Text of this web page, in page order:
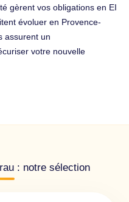
gèrent vos obligations en EI
évoluer en Provence-
assurent un
votre nouvelle
: notre sélection